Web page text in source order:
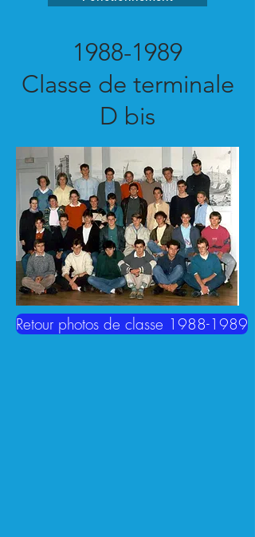
1988-1989
Classe de terminale
D bis
Retour photos de classe 1988-1989